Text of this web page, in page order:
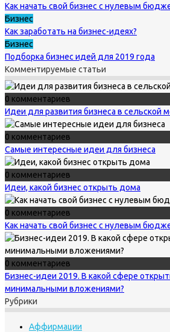
Как начать свой бизнес с нулевым
Бизнес
Как заработать на бизнес-идеях?
Бизнес
Подборка бизнес идей для 2019 года
Комментируемые статьи
0 комментариев
Идеи для развития бизнеса в сельской
0 комментариев
Самые интересные идеи для бизнеса
0 комментариев
Идеи, какой бизнес открыть дома
0 комментариев
Как начать свой бизнес с нулевым
0 комментариев
Бизнес-идеи 2019. В какой сфере
минимальными вложениями?
Рубрики
Аффирмации